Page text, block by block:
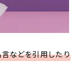
などを引用したり